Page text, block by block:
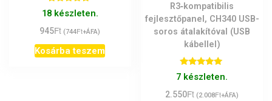
Értékelés:
5.00
18 készleten.
945Ft (744Ft+ÁFA)
Kosárba teszem
R3‑kompatibilis
fejlesztőpanel, CH340 USB-
soros átalakítóval (USB
kábellel)
Értékelés:
5.00
7 készleten.
2.550Ft (2.008Ft+ÁFA)